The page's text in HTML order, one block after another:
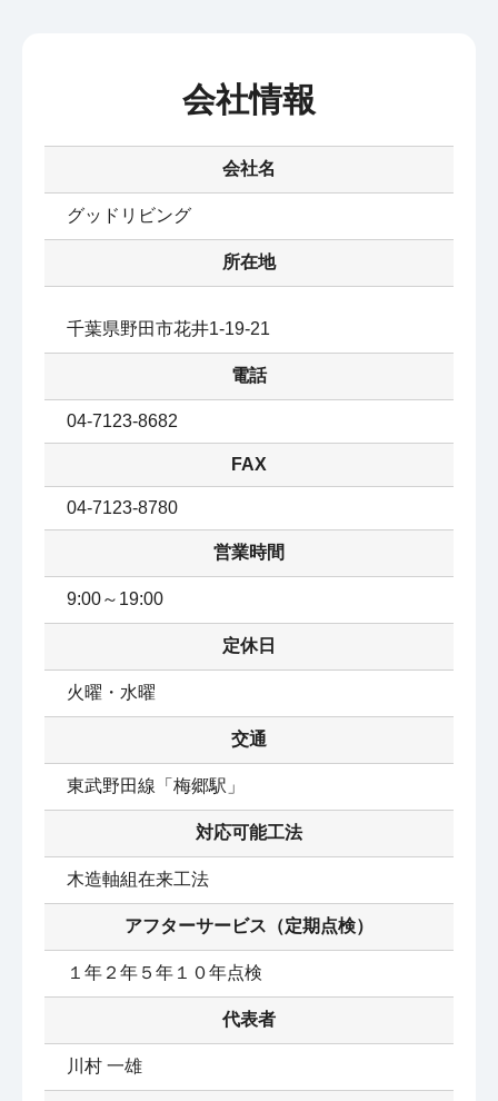
会社情報
会社名
グッドリビング
所在地
千葉県野田市花井1-19-21
電話
04-7123-8682
FAX
04-7123-8780
営業時間
9:00～19:00
定休日
火曜・水曜
交通
東武野田線「梅郷駅」
対応可能工法
木造軸組在来工法
アフターサービス（定期点検）
１年２年５年１０年点検
代表者
川村 一雄